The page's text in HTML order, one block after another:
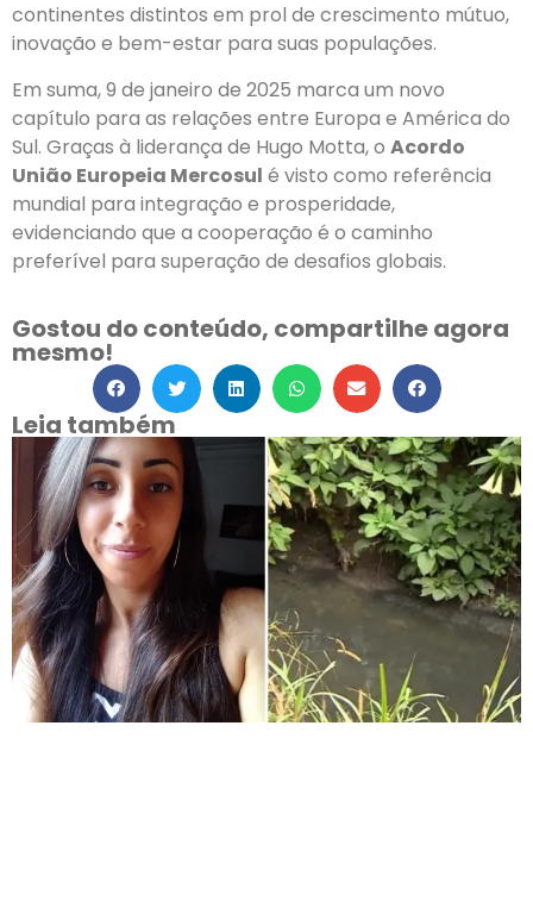
continentes distintos em prol de crescimento mútuo,
inovação e bem-estar para suas populações.
Em suma, 9 de janeiro de 2025 marca um novo
capítulo para as relações entre Europa e América do
Sul. Graças à liderança de Hugo Motta, o Acordo
União Europeia Mercosul é visto como referência
mundial para integração e prosperidade,
evidenciando que a cooperação é o caminho
preferível para superação de desafios globais.
Gostou do conteúdo, compartilhe agora
mesmo!
Leia também